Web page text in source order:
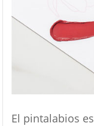
El pintalabios